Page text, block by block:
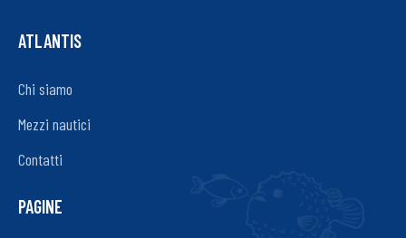
ATLANTIS
Chi siamo
Mezzi nautici
Contatti
PAGINE